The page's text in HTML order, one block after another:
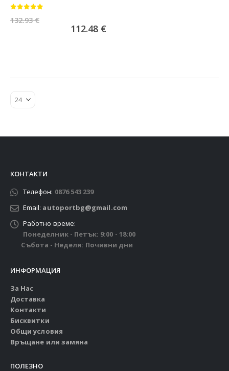
132.93€
112.48 €
КОНТАКТИ
Телефон: 0876 543 239
Email: autoportbg@gmail.com
Работно време:
Понеделник - Петък: 9:00 - 18:00
Събота - Неделя: Почивни дни
ИНФОРМАЦИЯ
За Нас
Доставка
Контакти
Бисквитки
Общи условия
Връщане или замяна
ПОЛЕЗНО